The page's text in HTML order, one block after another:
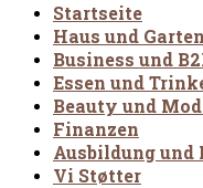
Startseite
Haus und Garten
Business und
Essen und
Beauty und
Finanzen
Ausbildung und
Vi Støtter